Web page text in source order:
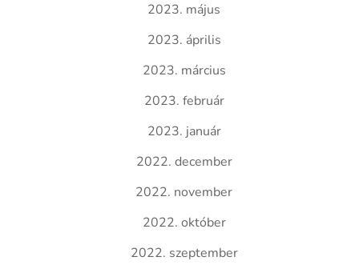
2023. május
2023. április
2023. március
2023. február
2023. január
2022. december
2022. november
2022. október
2022. szeptember